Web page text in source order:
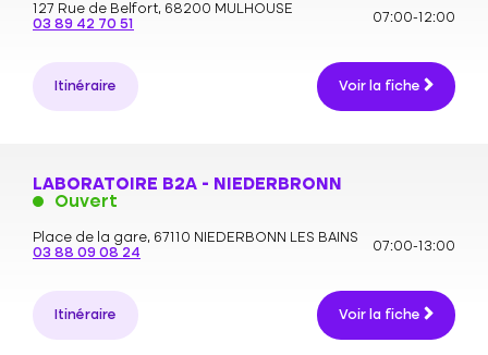
127 Rue de Belfort, 68200 MULHOUSE
03 89 42 70 51
07:00-12:00
Itinéraire Voir la fiche
LABORATOIRE B2A - NIEDERBRONN
Ouvert
Place de la gare, 67110 NIEDERBONN LES BAINS
03 88 09 08 24
07:00-13:00
Itinéraire Voir la fiche